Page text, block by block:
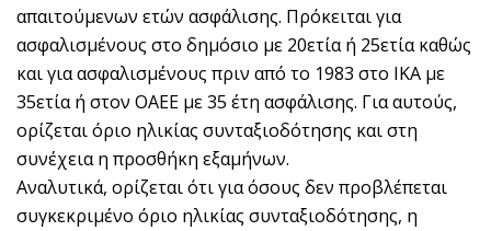
απαιτούμενων ετών ασφάλισης. Πρόκειται για
ασφαλισμένους στο δημόσιο με 20ετία ή 25ετία καθώς
και για ασφαλισμένους πριν από το 1983 στο ΙΚΑ με
35ετία ή στον ΟΑΕΕ με 35 έτη ασφάλισης. Για αυτούς,
ορίζεται όριο ηλικίας συνταξιοδότησης και στη
συνέχεια η προσθήκη εξαμήνων.
Αναλυτικά, ορίζεται ότι για όσους δεν προβλέπεται
συγκεκριμένο όριο ηλικίας συνταξιοδότησης, η